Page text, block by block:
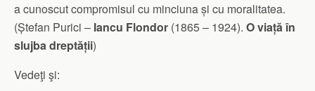
a cunoscut compromisul cu minciuna și cu moralitatea.
(Ștefan Purici – Iancu Flondor (1865 – 1924). O viață în
slujba dreptății)
Vedeţi şi: